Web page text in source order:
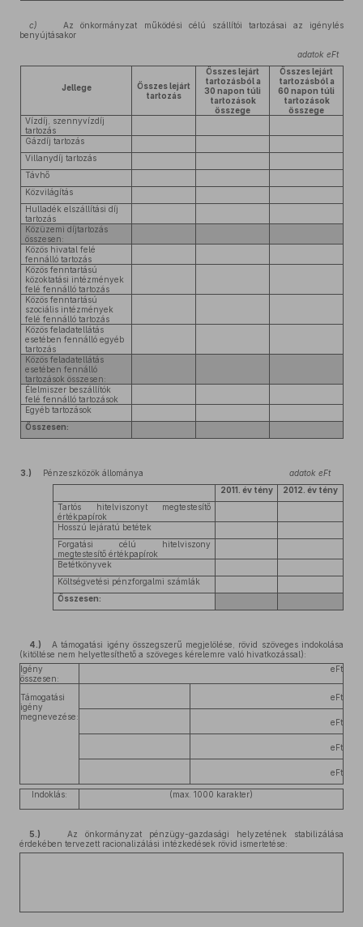
c)Az önkormányzat működési célú szállítói tartozásai az igénylés
benyújtásakor
adatok eFt
Jellege
Összes lejárt
tartozás
Összes lejárt
tartozásból a
30 napon túli
tartozások
összege
Összes lejárt
tartozásból a
60 napon túli
tartozások
összege
Vízdíj, szennyvízdíj
tartozás
Gázdíj tartozás
Villanydíj tartozás
Távhő
Közvilágítás
Hulladék elszállítási díj
tartozás
Közüzemi díjtartozás
összesen:
Közös hivatal felé
fennálló tartozás
Közös fenntartású
közoktatási intézmények
felé fennálló tartozás
Közös fenntartású
szociális intézmények
felé fennálló tartozás
Közös feladatellátás
esetében fennálló egyéb
tartozás
Közös feladatellátás
esetében fennálló
tartozások összesen:
Élelmiszer beszállítók
felé fennálló tartozások
Egyéb tartozások
Összesen:
3.) Pénzeszközök állománya
adatok eFt
2011. év tény
2012. év tény
Tartós hitelviszonyt megtestesítő
értékpapírok
Hosszú lejáratú betétek
Forgatási célú hitelviszony
megtestesítő értékpapírok
Betétkönyvek
Költségvetési pénzforgalmi számlák
Összesen:
4.)A támogatási igény összegszerű megjelölése, rövid szöveges indokolása
(kitöltése nem helyettesíthető a szöveges kérelemre való hivatkozással):
Igény
összesen:
eFt
Támogatási
igény
megnevezése:
eFt
eFt
eFt
eFt
Indoklás: (max. 1000 karakter)
5.) Az önkormányzat pénzügy-gazdasági helyzetének stabilizálása
érdekében tervezett racionalizálási intézkedések rövid ismertetése: